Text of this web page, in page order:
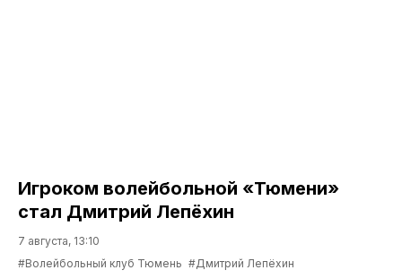
Игроком волейбольной «Тюмени»
стал Дмитрий Лепёхин
7 августа, 13:10
#Волейбольный клуб Тюмень #Дмитрий Лепёхин